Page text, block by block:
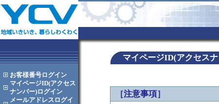
お客様番号ログイン
マイページID(アクセス
ナンバー)ログイン
メールアドレス ログイ
マイページID(アクセス
［注意事項］